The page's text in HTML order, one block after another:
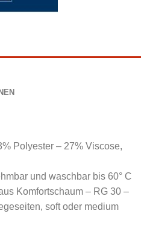
Polyester – 27% Viscose,
und waschbar bis 60° C
Komfortschaum – RG 30 –
soft oder medium